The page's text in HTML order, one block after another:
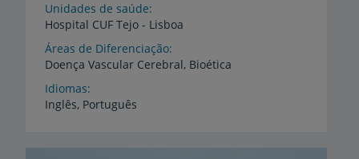
Unidades de saúde
Hospital CUF Tejo - Lisboa
Áreas de Diferenciação
Doença Vascular Cerebral, Bioética
Idiomas
Inglês, Português